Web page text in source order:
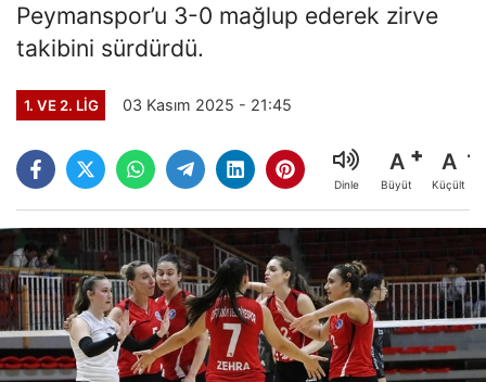
Peymanspor’u 3-0 mağlup ederek zirve
takibini sürdürdü.
1. VE 2. LIG 03 Kasım 2025 - 21:45
Dinle
A
Büyüt
A
Küçült